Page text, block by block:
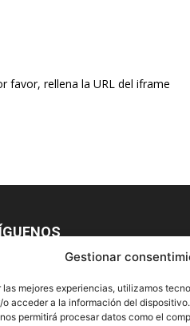
Gestionar
las mejores experiencias, utilizamos
o acceder a la información del
permitirá procesar datos como el
favor, rellena la URL del iframe